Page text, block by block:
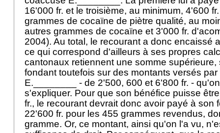
16'000 fr. et le troisième, au minimum, 4'600
grammes de cocaïne de piètre qualité, au
autres grammes de cocaïne et 3'000 fr.
2004). Au total, le recourant a donc encaissé
ce qui correspond d'ailleurs à ses propres
cantonaux retiennent une somme supérieure,
fondant toutefois sur des montants versés
E.________ - de 2'500, 600 et 6'800 fr. -
s'expliquer. Pour que son bénéfice puisse
fr., le recourant devrait donc avoir payé à son
22'600 fr. pour les 455 grammes revendus,
gramme. Or, ce montant, ainsi qu'on l'a vu,